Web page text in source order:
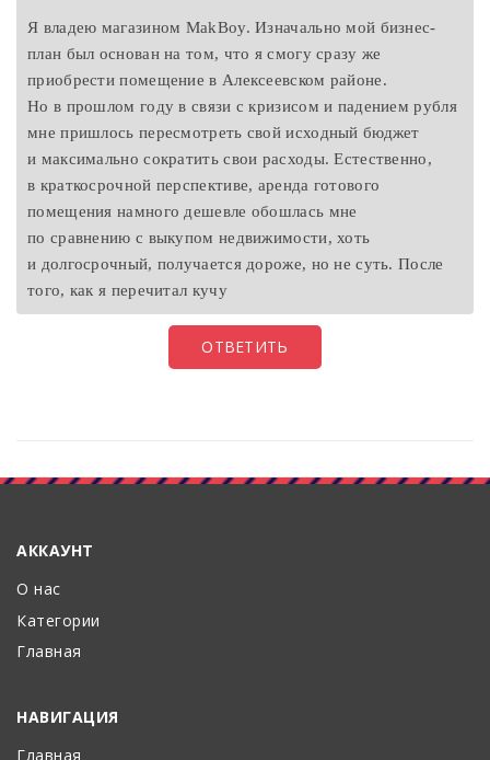
Я владею магазином MakBoy. Изначально мой бизнес-
план был основан на том, что я смогу сразу же
приобрести помещение в Алексеевском районе.
Но в прошлом году в связи с кризисом и падением рубля
мне пришлось пересмотреть свой исходный бюджет
и максимально сократить свои расходы. Естественно,
в краткосрочной перспективе, аренда готового
помещения намного дешевле обошлась мне
по сравнению с выкупом недвижимости, хоть
и долгосрочный, получается дороже, но не суть. После
того, как я перечитал кучу
ОТВЕТИТЬ
АККАУНТ
О нас
Категории
Главная
НАВИГАЦИЯ
Главная